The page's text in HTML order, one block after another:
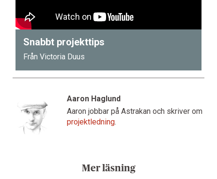
Snabbt projekttips
Från Victoria Duus
Aaron Haglund
Aaron jobbar på Astrakan och skriver om
projektledning.
Mer läsning